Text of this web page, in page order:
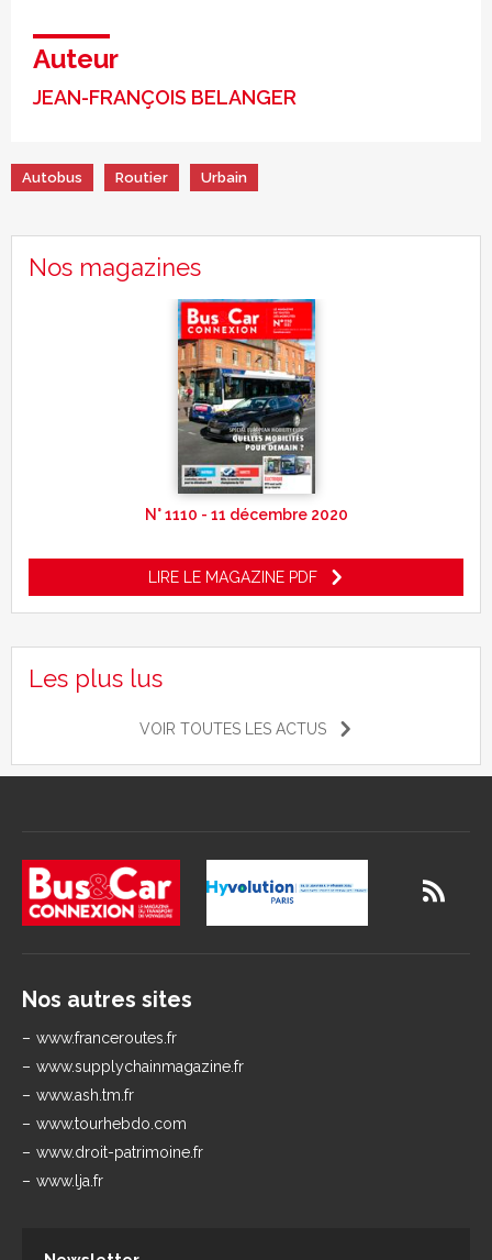
Auteur
JEAN-FRANÇOIS BELANGER
Autobus Routier Urbain
Nos magazines
N° 1110 - 11 décembre 2020
LIRE LE MAGAZINE PDF
Les plus lus
VOIR TOUTES LES ACTUS
Nos autres sites
www.franceroutes.fr
www.supplychainmagazine.fr
www.ash.tm.fr
www.tourhebdo.com
www.droit-patrimoine.fr
www.lja.fr